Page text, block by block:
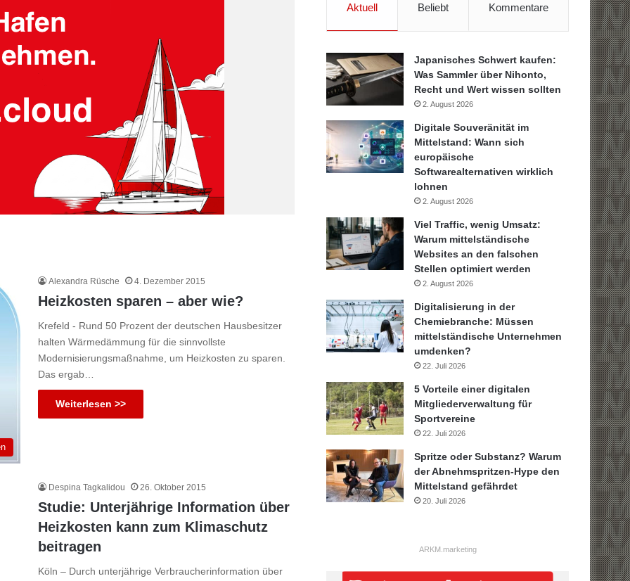
Alexandra Rüsche 4. Dezember 2015
Heizkosten sparen – aber wie?
Krefeld - Rund 50 Prozent der deutschen Hausbesitzer
halten Wärmedämmung für die sinnvollste
Modernisierungsmaßnahme, um Heizkosten zu sparen.
Das ergab…
Weiterlesen >>
Despina Tagkalidou 26. Oktober 2015
Studie: Unterjährige Information über
Heizkosten kann zum Klimaschutz
beitragen
Köln – Durch unterjährige Verbraucherinformation über
Aktuell Beliebt Kommentare
Japanisches Schwert kaufen:
Was Sammler über Nihonto,
Recht und Wert wissen sollten
2. August 2026
Digitale Souveränität im
Mittelstand: Wann sich
europäische
Softwarealternativen wirklich
lohnen
2. August 2026
Viel Traffic, wenig Umsatz:
Warum mittelständische
Websites an den falschen
Stellen optimiert werden
2. August 2026
Digitalisierung in der
Chemiebranche: Müssen
mittelständische Unternehmen
umdenken?
22. Juli 2026
5 Vorteile einer digitalen
Mitgliederverwaltung für
Sportvereine
22. Juli 2026
Spritze oder Substanz? Warum
der Abnehmspritzen-Hype den
Mittelstand gefährdet
20. Juli 2026
ARKM.marketing